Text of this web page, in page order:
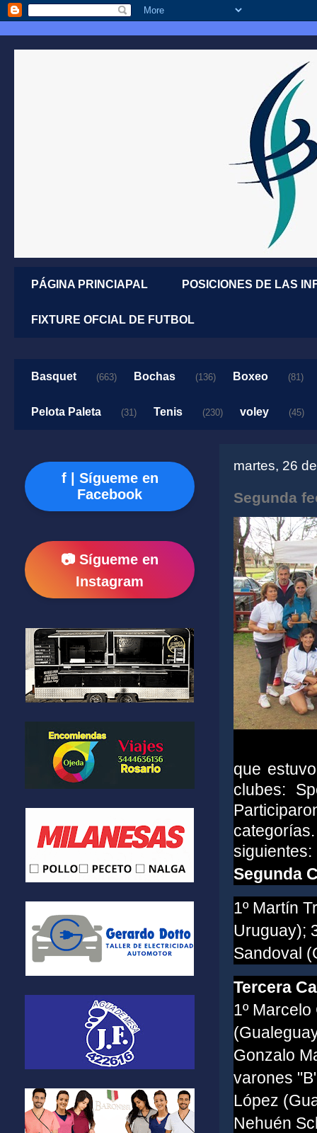
PÁGINA PRINCIAPAL POSICIONES DE LAS
FIXTURE OFCIAL DE FUTBOL
Basquet (663) Bochas (136) Boxeo (81)
Pelota Paleta (31) Tenis (230) voley (45)
martes, 26
Segunda
que
clubes:
siguientes:
Segunda
1º Martín
Uruguay);
Sandoval
Tercera
1º
Gonzalo
varones
López
Nehuén
f | Sígueme en
Facebook
📷 Sígueme en
Instagram